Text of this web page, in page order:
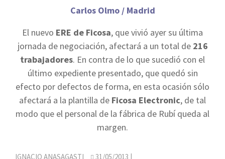
Carlos Olmo / Madrid
El nuevo ERE de Ficosa, que vivió ayer su última
jornada de negociación, afectará a un total de216
trabajadores. En contra de lo que sucedió con el
último expediente presentado, que quedó sin
efecto por defectos de forma, en esta ocasión sólo
afectará a la plantilla de Ficosa Electronic, de tal
modo que el personal de la fábrica de Rubí queda al
margen.
IGNACIO ANASAGASTI 31/05/2013 |